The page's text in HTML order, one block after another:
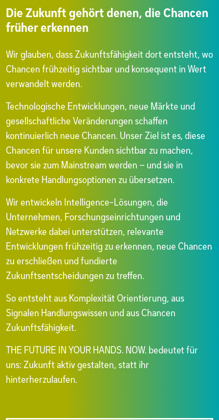
Die Zukunft gehört denen, die Chancen
früher erkennen
Wir glauben, dass Zukunftsfähigkeit dort entsteht, wo
Chancen frühzeitig sichtbar und konsequent in Wert
verwandelt werden.
Technologische Entwicklungen, neue Märkte und
gesellschaftliche Veränderungen schaffen
kontinuierlich neue Chancen. Unser Ziel ist es, diese
Chancen für unsere Kunden sichtbar zu machen,
bevor sie zum Mainstream werden – und sie in
konkrete Handlungsoptionen zu übersetzen.
Wir entwickeln Intelligence-Lösungen, die
Unternehmen, Forschungseinrichtungen und
Netzwerke dabei unterstützen, relevante
Entwicklungen frühzeitig zu erkennen, neue Chancen
zu erschließen und fundierte
Zukunftsentscheidungen zu treffen.
So entsteht aus Komplexität Orientierung, aus
Signalen Handlungswissen und aus Chancen
Zukunftsfähigkeit.
THE FUTURE IN YOUR HANDS. NOW. bedeutet für
uns: Zukunft aktiv gestalten, statt ihr
hinterherzulaufen.